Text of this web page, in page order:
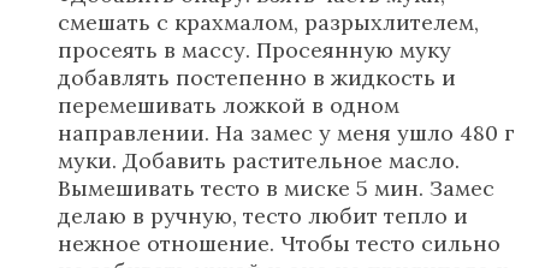
смешать с крахмалом, разрыхлителем,
просеять в массу. Просеянную муку
добавлять постепенно в жидкость и
перемешивать ложкой в одном
направлении. На замес у меня ушло 480 г
муки. Добавить растительное масло.
Вымешивать тесто в миске 5 мин. Замес
делаю в ручную, тесто любит тепло и
нежное отношение. Чтобы тесто сильно